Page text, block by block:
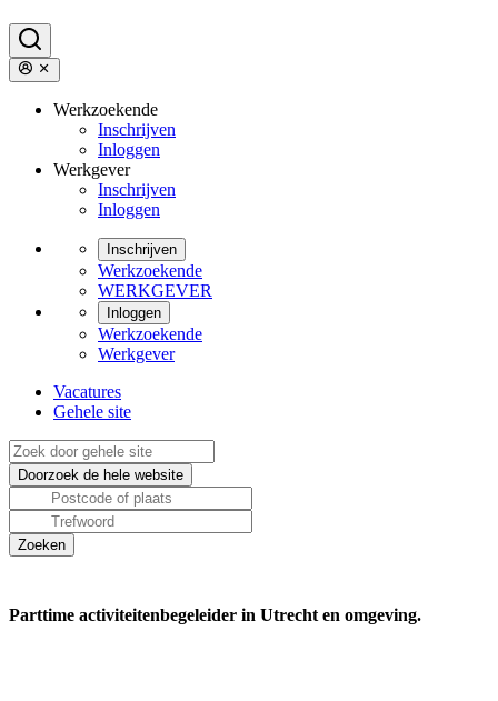
Werkzoekende
Inschrijven
Inloggen
Werkgever
Inschrijven
Inloggen
Inschrijven
Werkzoekende
WERKGEVER
Inloggen
Werkzoekende
Werkgever
Vacatures
Gehele site
Parttime activiteitenbegeleider in Utrecht en omgeving.